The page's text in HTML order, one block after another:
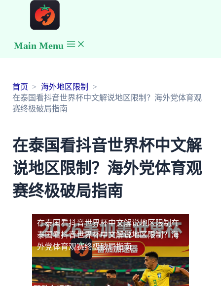
Main Menu
首页
海外地区限制
在泰国看抖音世界杯中文解说地区限制？海外党体育观
赛终极破局指南
在泰国看抖音世界杯中文解
说地区限制？海外党体育观
赛终极破局指南
在泰国看抖音世界杯中文解说地区限制在
泰国看抖音世界杯中文解说地区限制？海
外党体育观赛终极破局指南